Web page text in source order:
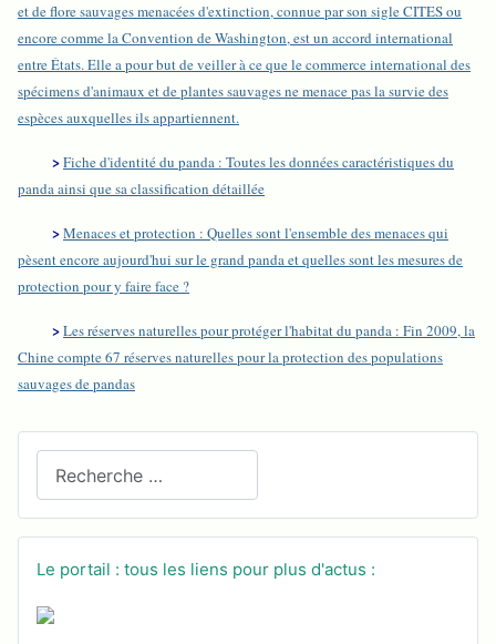
Le portail : tous les liens pour plus d'actus :
et de flore sauvages menacées d'extinction, connue par son sigle CITES ou
encore comme la Convention de Washington, est un accord international
entre États. Elle a pour but de veiller à ce que le commerce international des
spécimens d'animaux et de plantes sauvages ne menace pas la survie des
espèces auxquelles ils appartiennent.
>Fiche d'identité du panda : Toutes les données caractéristiques du
panda ainsi que sa classification détaillée
>Menaces et protection : Quelles sont l'ensemble des menaces qui
pèsent encore aujourd'hui sur le grand panda et quelles sont les mesures de
protection pour y faire face ?
>Les réserves naturelles pour protéger l'habitat du panda : Fin 2009, la
Chine compte 67 réserves naturelles pour la protection des populations
sauvages de pandas